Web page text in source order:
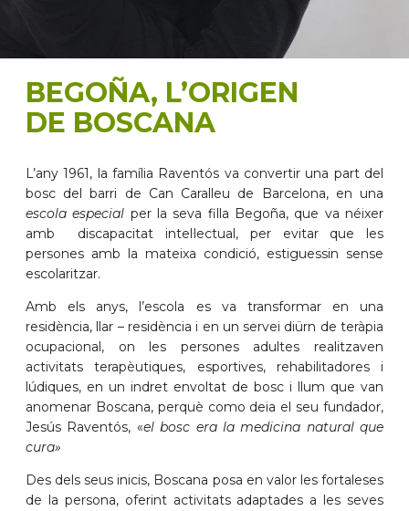
BEGOÑA, L’ORIGEN
DE BOSCANA
L’any 1961, la família Raventós va convertir una part del
bosc del barri de Can Caralleu de Barcelona, en una
escola especial per la seva filla Begoña, que va néixer
amb discapacitat intel·lectual, per evitar que les
persones amb la mateixa condició, estiguessin sense
escolaritzar.
Amb els anys, l’escola es va transformar en una
residència, llar – residència i en un servei diürn de teràpia
ocupacional, on les persones adultes realitzaven
activitats terapèutiques, esportives, rehabilitadores i
lúdiques, en un indret envoltat de bosc i llum que van
anomenar Boscana, perquè como deia el seu fundador,
Jesús Raventós, «el bosc era la medicina natural que
cura»
Des dels seus inicis, Boscana posa en valor les fortaleses
de la persona, oferint activitats adaptades a les seves